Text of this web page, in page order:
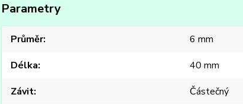
Parametry
Průměr
6 mm
Délka
40 mm
Závit
Částečný